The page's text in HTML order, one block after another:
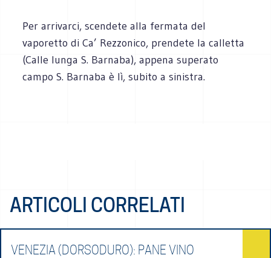
Per arrivarci, scendete alla fermata del
vaporetto di Ca’ Rezzonico, prendete la calletta
(Calle lunga S. Barnaba), appena superato
campo S. Barnaba è lì, subito a sinistra.
ARTICOLI CORRELATI
VENEZIA (DORSODURO): PANE VINO